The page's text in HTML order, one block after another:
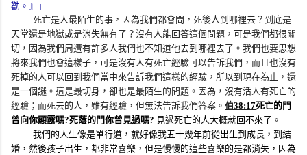
勸。』」
死亡是人最陌生的事，因為我們都會問，死後人到哪裡去？到底是
天堂還是地獄或是消失無有了？沒有人能回答這個問題，可是我們都很關
切，因為我們周遭有許多人我們也不知道他去到哪裡去了。我們也要思想
將來我們也會這樣子，可是沒有人有死亡經驗可以告訴我們，而且也沒有
死掉的人可以回到我們當中來告訴我們這樣的經驗，所以到現在為止，還
是一個謎。這是最切身，卻也是最陌生的問題。因為，沒有活人有死亡的
經驗；而死去的人，雖有經驗，但無法告訴我們答案。 伯38:17死亡的門
曾向你顯露嗎?死蔭的門你曾見過嗎? 見過死亡的人大概就回不來了。
我們的人生像是單行道，就好像我五十幾年前從出生到成長，到結
婚，然後孩子出生，都非常喜樂，但是慢慢的這些喜樂的是都消失，因為